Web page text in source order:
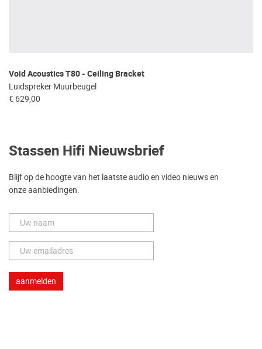
Void Acoustics T80 - Ceiling Bracket
Luidspreker Muurbeugel
€ 629,00
Stassen Hifi Nieuwsbrief
Blijf op de hoogte van het laatste audio en video nieuws en
onze aanbiedingen.